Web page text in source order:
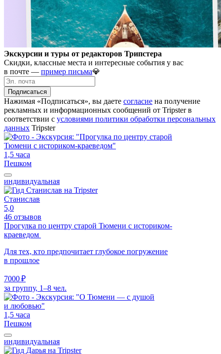
Экскурсии и туры от редакторов Трипстера
Скидки, классные места и интересные события у вас
в почте — пример письма💎
Подписаться
Нажимая «Подписаться», вы даете согласие на получение
рекламных и информационных сообщений от Tripster в
соответствии c условиями политики обработки персональных
данных Tripster
1,5 часа
Пешком
индивидуальная
Станислав
5,0
46 отзывов
Прогулка по центру старой Тюмени с историком-
краеведом
Для тех, кто предпочитает глубокое погружение
в прошлое
7000 ₽
за группу, 1–8 чел.
1,5 часа
Пешком
индивидуальная